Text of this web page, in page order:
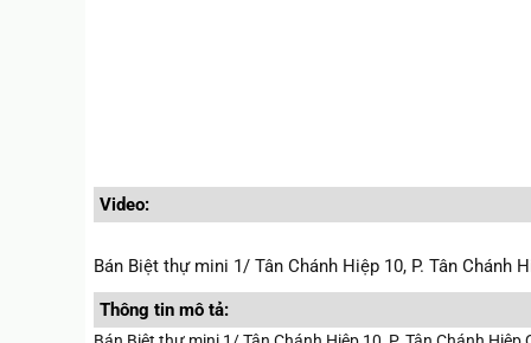
Video:
Bán Biệt thự mini 1/ Tân Chánh Hiệp 10, P. Tân Chánh
Thông tin mô tả: